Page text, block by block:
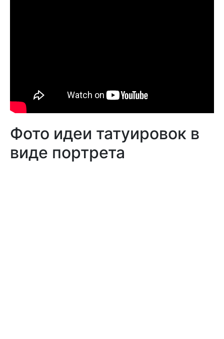
Фото идеи татуировок в
виде портрета